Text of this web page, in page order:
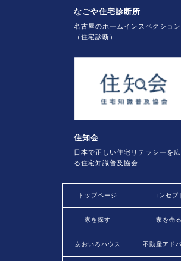
なごや住宅診断所
名古屋のホームインスペクション
（住宅診断）
住知会
日本で正しい住宅リテラシーを
る住宅知識普及協会
トップページ コンセプ
家を探す 家を売る
あおいろハウス 不動産アド